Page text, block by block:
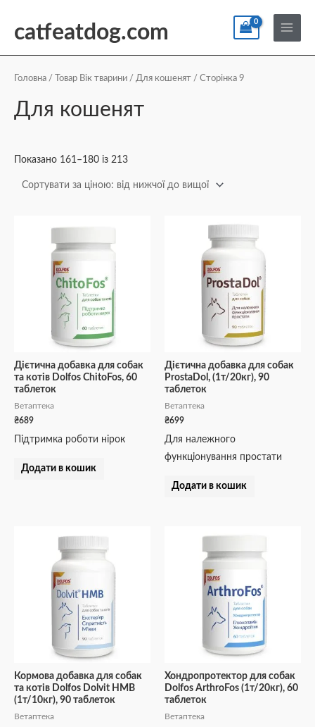
catfeatdog.com
Main
Menu
Головна / Товар Вік тварини / Для кошенят / Сторінка 9
Для кошенят
Показано 161–180 із 213
ціною:
до
найвищої
Дієтична добавка для собак
та котів Dolfos ChitoFos, 60
таблеток
Ветаптека
₴689
Підтримка роботи нірок
Додати в кошик
Дієтична добавка для собак
ProstaDol, (1т/20кг), 90
таблеток
Ветаптека
₴699
Для належного
функціонування простати
Додати в кошик
Кормова добавка для собак
та котів Dolfos Dolvit HMB
(1т/10кг), 90 таблеток
Ветаптека
Хондропротектор для собак
Dolfos ArthroFos (1т/20кг), 60
таблеток
Ветаптека